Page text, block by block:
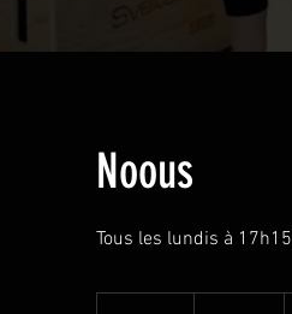
Noous
Tous les lundis à 17h15